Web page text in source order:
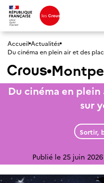
Accueil Actualités
Du cinéma en plein air et des
Du cinéma en
sur
Sortir,
Publié le 25 juin 2026